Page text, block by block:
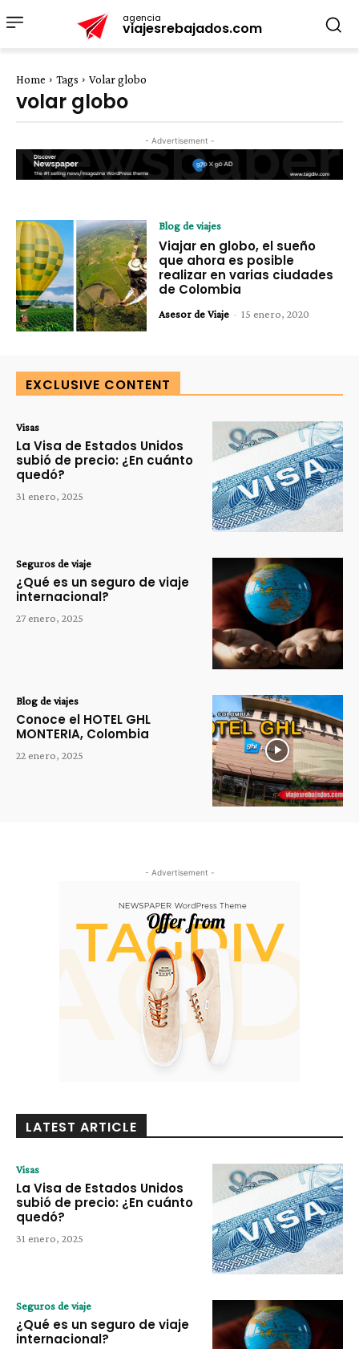
agencia
viajesrebajados.com
Home Tags Volar globo
volar globo
- Advertisement -
Blog de viajes
Viajar en globo, el sueño
que ahora es posible
realizar en varias ciudades
de Colombia
Asesor de Viaje - 15 enero, 2020
EXCLUSIVE CONTENT
Visas
La Visa de Estados Unidos
subió de precio: ¿En cuánto
quedó?
31 enero, 2025
Seguros de viaje
¿Qué es un seguro de viaje
internacional?
27 enero, 2025
Blog de viajes
Conoce el HOTEL GHL
MONTERIA, Colombia
22 enero, 2025
- Advertisement -
LATEST ARTICLE
Visas
La Visa de Estados Unidos
subió de precio: ¿En cuánto
quedó?
31 enero, 2025
Seguros de viaje
¿Qué es un seguro de viaje
internacional?